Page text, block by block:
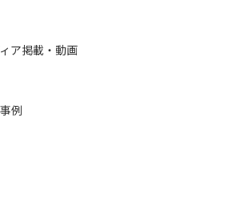
ア掲載・動画
例